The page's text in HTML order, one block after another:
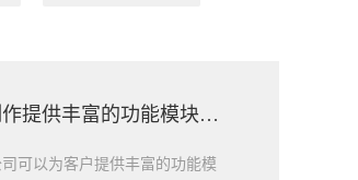
呼和浩特网页制作提供丰富的功能模块，可以满足不同业务需求
可以为客户提供丰富的功能模